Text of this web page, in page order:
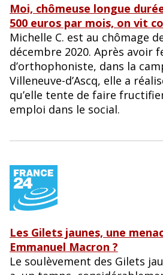
Moi, chômeuse longue
500 euros par mois, on vit
Michelle C. est au chômage
décembre 2020. Après avoir
d’orthophoniste, dans la
Villeneuve-d’Ascq, elle a
qu’elle tente de faire
emploi dans le social.
Les Gilets jaunes, une
Emmanuel Macron ?
Le soulèvement des Gilets